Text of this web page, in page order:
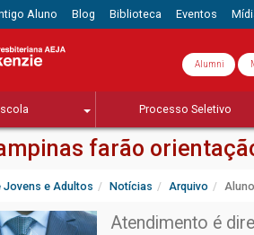
Aluno Blog Biblioteca Eventos
Alumni
Processo Seletivo
farão
Jovens e Adultos Notícias Arquivo
Atendimento é